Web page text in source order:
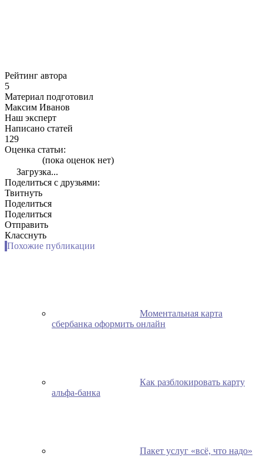
Рейтинг автора
5
Материал подготовил
Максим Иванов
Наш эксперт
Написано статей
129
Оценка статьи:
(пока оценок нет)
Загрузка...
Поделиться с друзьями:
Твитнуть
Поделиться
Поделиться
Отправить
Класснуть
Похожие публикации
Моментальная карта
сбербанка оформить онлайн
Как разблокировать карту
альфа-банка
Пакет услуг «всё, что надо»